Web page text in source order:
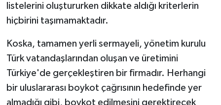
listelerini oluştururken dikkate aldığı kriterlerin
hiçbirini taşımamaktadır.
Koska, tamamen yerli sermayeli, yönetim kurulu
Türk vatandaşlarından oluşan ve üretimini
Türkiye'de gerçekleştiren bir firmadır. Herhangi
bir uluslararası boykot çağrısının hedefinde yer
almadığı gibi, boykot edilmesini gerektirecek